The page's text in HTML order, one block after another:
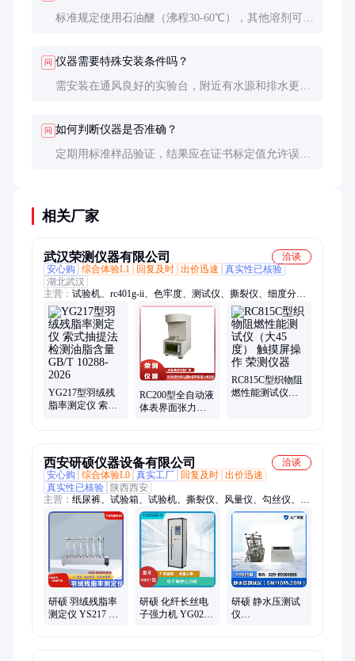
标准规定使用石油醚（沸程30-60℃），其他溶剂可
问 仪器需要特殊安装条件吗？
需安装在通风良好的实验台，附近有水源和排水更方
问 如何判断仪器是否准确？
定期用标准样品验证，结果应在证书标定值允许误差
相关厂家
武汉荣测仪器有限公司
洽谈
安心购
综合体验L1 回复及时 出价迅速
真实性已核验
湖北武汉
主营： 试验机、rc401g-ii、色牢度、测试仪、撕裂仪、细度分析
仪、传感器、蒸汽收缩、燃烧假人、多功能电子、纺织品远红外
YG217型羽绒残
脂率测定仪 索式
RC200型全自动液
体表界面张力测
RC815C型织物阻
燃性能测试仪
西安研硕仪器设备有限公司
洽谈
安心购
综合体验L0 真实工厂 回复及时 出价迅速
真实性已核验
陕西西安
主营： 纸尿裤、试验箱、试验机、撕裂仪、风量仪、勾丝仪、测
定仪、检测仪器、透气量仪、沾水度仪、色牢度仪、箱式起球
仪、晃动箱、酸度计、对色灯箱、预处理机、绒制品线、丝评级
箱、高温小样、过滤效率、合成材料耐
研硕 羽绒残脂率
测定仪 YS217 测
研硕 化纤长丝电
子强力机 YG021
研硕 静水压测试
仪